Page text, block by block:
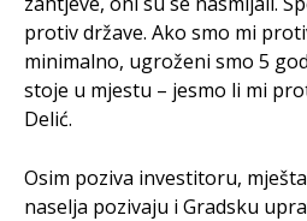
protiv države. Ako smo mi
minimalno, ugroženi smo 5
stoje u mjestu – jesmo li mi
Delić.
Osim poziva investitoru,
naselja pozivaju i Gradsku